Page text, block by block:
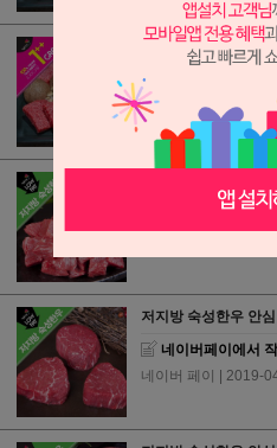
한우 오메가3 1++등
네이버페이에서
네이버 페이
| 2019-
네이버페이에서
저지방 숙성한우 안
네이버페이에서
네이버 페이 | 2019-